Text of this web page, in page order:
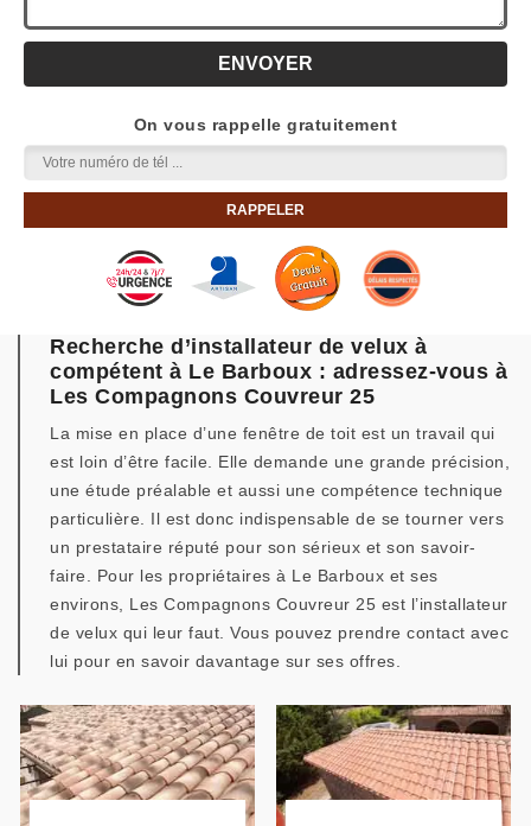
On vous rappelle gratuitement
Recherche d’installateur de velux à
compétent à Le Barboux : adressez-vous à
Les Compagnons Couvreur 25
La mise en place d’une fenêtre de toit est un travail qui
est loin d’être facile. Elle demande une grande précision,
une étude préalable et aussi une compétence technique
particulière. Il est donc indispensable de se tourner vers
un prestataire réputé pour son sérieux et son savoir-
faire. Pour les propriétaires à Le Barboux et ses
environs, Les Compagnons Couvreur 25 est l’installateur
de velux qui leur faut. Vous pouvez prendre contact avec
lui pour en savoir davantage sur ses offres.